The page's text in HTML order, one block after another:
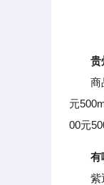
贵
商品
元
00元
有
紫迎